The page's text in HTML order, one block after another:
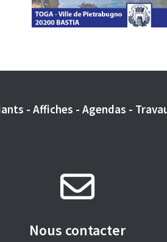
- Affiches - Agendas -
Nous contacter